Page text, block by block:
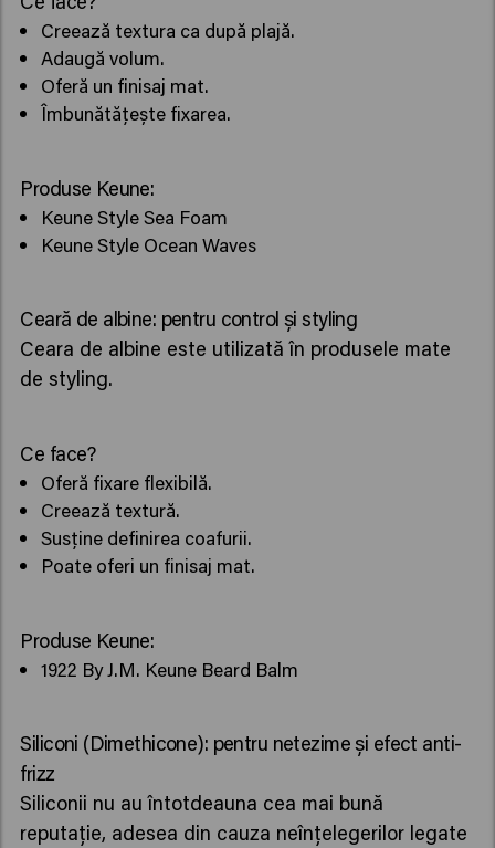
Creează textura ca după plajă.
Adaugă volum.
Oferă un finisaj mat.
Îmbunătățește fixarea.
Produse Keune:
Keune Style Sea Foam
Keune Style Ocean Waves
Ceară de albine: pentru control și styling
Ceara de albine este utilizată în produsele mate
de styling.
Ce face?
Oferă fixare flexibilă.
Creează textură.
Susține definirea coafurii.
Poate oferi un finisaj mat.
Produse Keune:
1922 By J.M. Keune Beard Balm
Siliconi (Dimethicone): pentru netezime și efect anti-
frizz
Siliconii nu au întotdeauna cea mai bună
reputație, adesea din cauza neînțelegerilor legate